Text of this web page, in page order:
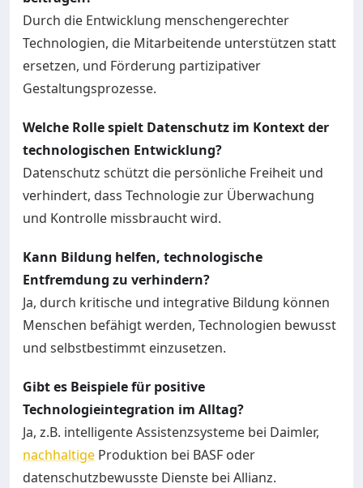
Durch die Entwicklung menschengerechter
Technologien, die Mitarbeitende unterstützen statt
ersetzen, und Förderung partizipativer
Gestaltungsprozesse.
Welche Rolle spielt Datenschutz im Kontext der
technologischen Entwicklung?
Datenschutz schützt die persönliche Freiheit und
verhindert, dass Technologie zur Überwachung
und Kontrolle missbraucht wird.
Kann Bildung helfen, technologische
Entfremdung zu verhindern?
Ja, durch kritische und integrative Bildung können
Menschen befähigt werden, Technologien bewusst
und selbstbestimmt einzusetzen.
Gibt es Beispiele für positive
Technologieintegration im Alltag?
Ja, z.B. intelligente Assistenzsysteme bei Daimler,
nachhaltige Produktion bei BASF oder
datenschutzbewusste Dienste bei Allianz.